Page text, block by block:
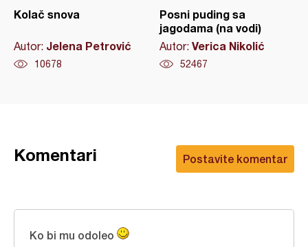
Kolač snova
Autor: Jelena Petrović
10678
Posni puding sa
jagodama (na vodi)
Autor: Verica Nikolić
52467
Postavite komentar
Komentari
Ko bi mu odoleo